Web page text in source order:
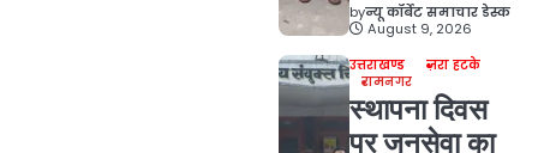
byन्यू कॉर्बेट समाचार डेस्क
August 9, 2026
उत्तराखण्ड
ज़रा हटके
रामनगर
स्थापना दिवस
पर जनसेवा का